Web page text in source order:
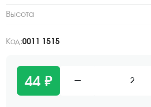
Высота
Код:0011 1515
44 ₽ 2